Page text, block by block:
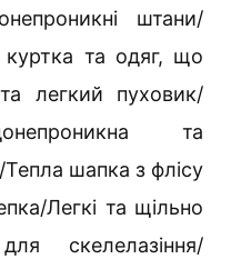
штани/
куртка та одяг, що
легкий пуховик/
та
шапка з флісу
Легкі та щільно
скелелазіння/